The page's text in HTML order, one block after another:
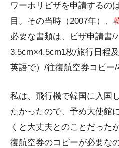
ワーホリビザを申請するのは
目。その当時（2007年）、
必要な書類は、ビザ申請書/
3.5cm×4.5cm1枚/旅行日程
英語で）/往復航空券コピー/
私は、飛行機で韓国に入国
たかったので、予め大使館
くと大丈夫とのことだった
復航空券のコピーが必要な